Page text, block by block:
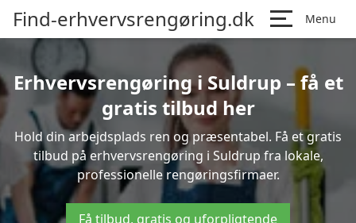
Find-erhvervsrengøring.dk Menu
Erhvervsrengøring i Suldrup – få et
gratis tilbud her
Hold din arbejdsplads ren og præsentabel. Få et gratis
tilbud på erhvervsrengøring i Suldrup fra lokale,
professionelle rengøringsfirmaer.
Få tilbud, gratis og uforpligtende